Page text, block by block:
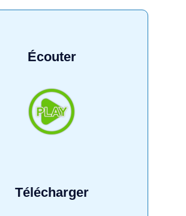
Écouter
Télécharger